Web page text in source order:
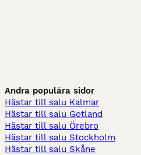
Andra populära sidor
Hästar till salu Kalmar
Hästar till salu Gotland
Hästar till salu Örebro
Hästar till salu Stockholm
Hästar till salu Skåne